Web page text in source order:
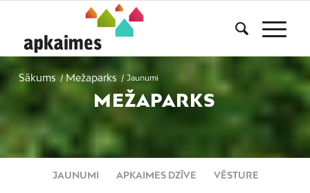
Sākums / Mežaparks / Jaunumi
MEŽAPARKS
JAUNUMI APKAIMES DZĪVE VĒSTURE